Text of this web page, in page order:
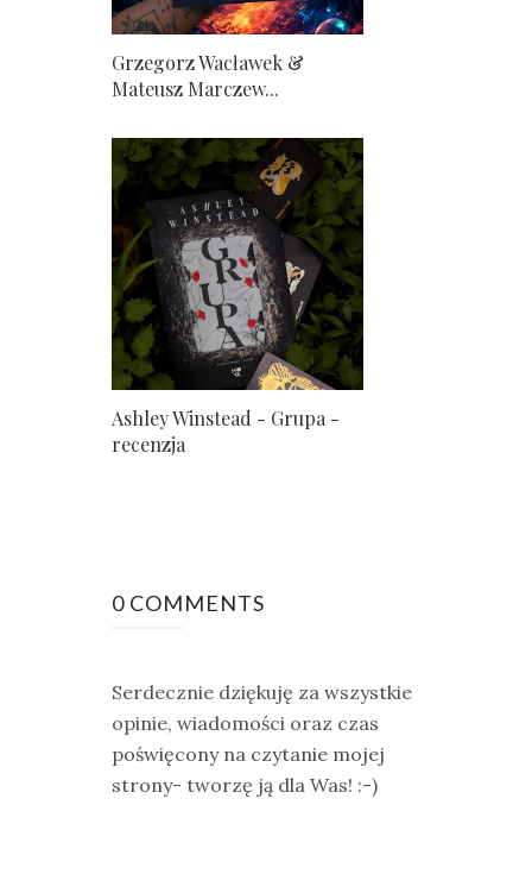
Grzegorz Wacławek &
Mateusz Marczew...
Ashley Winstead - Grupa -
recenzja
0 COMMENTS
Serdecznie dziękuję za wszystkie
opinie, wiadomości oraz czas
poświęcony na czytanie mojej
strony- tworzę ją dla Was! :-)